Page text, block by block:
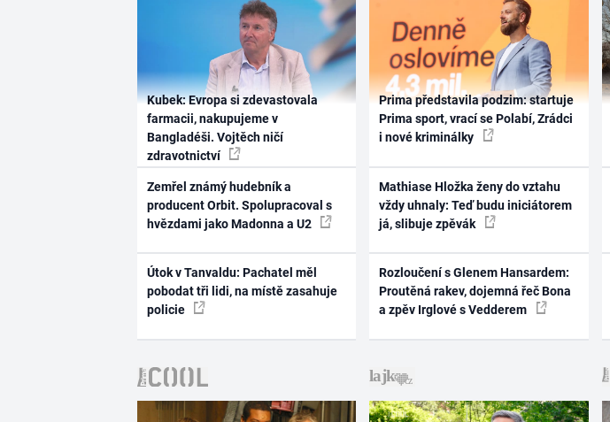
Kubek: Evropa si zdevastovala
farmacii, nakupujeme v
Bangladéši. Vojtěch ničí
zdravotnictví
Zemřel známý hudebník a
producent Orbit. Spolupracoval s
hvězdami jako Madonna a U2
Útok v Tanvaldu: Pachatel měl
pobodat tři lidi, na místě zasahuje
policie
Prima představila podzim: startuje
Prima sport, vrací se Polabí, Zrádci
i nové kriminálky
Mathiase Hložka ženy do vztahu
vždy uhnaly: Teď budu iniciátorem
já, slibuje zpěvák
Rozloučení s Glenem Hansardem:
Proutěná rakev, dojemná řeč Bona
a zpěv Irglové s Vedderem